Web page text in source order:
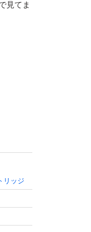
見てま
日や
ますの
ます
ません
リッジ